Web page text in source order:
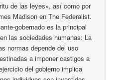
de las leyes», así como por
Madison en The Federalist.
gobernado es la principal
las sociedades humanas: La
normas depende del uso
a imponer castigos a
del gobierno implica